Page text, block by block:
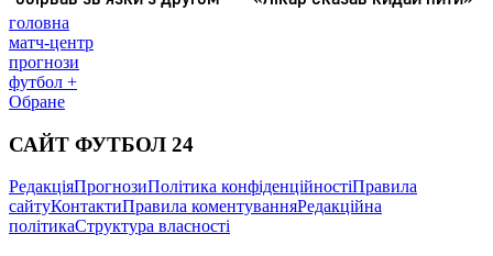
головна
матч-центр
прогнози
футбол +
Обране
САЙТ ФУТБОЛ 24
РедакціяПрогнозиПолітика конфіденційностіПравила
сайтуКонтактиПравила коментуванняРедакційна
політикаСтруктура власності